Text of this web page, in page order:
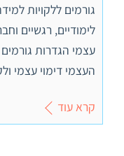
גורמים ללקויות
לימודיים, רגשיים
עצמי הגדרות
העצמי דימוי עצמי
קרא עוד